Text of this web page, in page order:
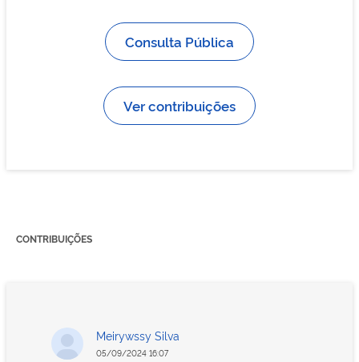
Consulta Pública
Ver contribuições
CONTRIBUIÇÕES
Meirywssy Silva
05/09/2024 16:07